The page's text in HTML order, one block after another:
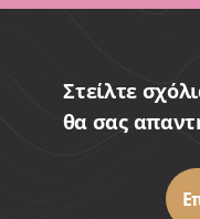
Στείλτε
θα σας